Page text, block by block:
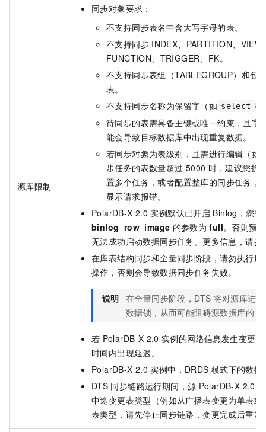
源库限制
同步对象要求：
不支持同步表名中含大写字母的表。
不支持同步 INDEX、PARTITION、
FUNCTION、TRIGGER、FK。
不支持同步表组（TABLEGROUP）和包
表。
不支持同步名称为保留字（如 select 等
待同步的表需具备主键或唯一约束，且字
能会导致目标数据库中出现重复数据。
若同步对象为表级别，且需进行编辑（如
步任务的表数量超过 5000 时，建议您拆
置多个任务，或者配置整库的同步任务，
显示请求报错。
PolarDB-X 2.0 实例默认已开启 Binlog，您需
binlog_row_image 的参数为 full。否则预
无法成功启动数据同步任务。更多信息，请参
在库表结构同步和全量同步阶段，请勿执行库
操作，否则会导致数据同步任务失败。
说明 在全量同步阶段，DTS 将对源库进
数据锁，从而可能阻碍源数据库的
若 PolarDB-X 2.0 实例的网络信息发生变更
时间内出现延迟。
PolarDB-X 2.0 实例中，DRDS 模式下的数据
DTS 同步链路运行期间，源 PolarDB-X 2.0
中途变更表类型（例如从广播表变更为单表
表类型，请先停止同步链路，变更完成后重新